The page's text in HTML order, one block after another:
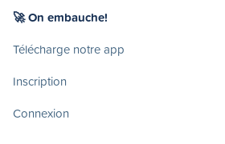
🚀 On embauche!
Télécharge notre app
Inscription
Connexion